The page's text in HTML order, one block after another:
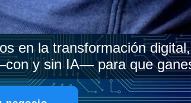
en la transformación
y sin IA— para que